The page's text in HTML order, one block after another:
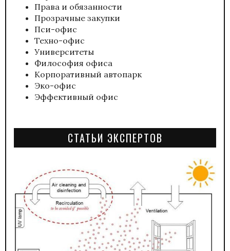
Права и обязанности
Прозрачные закупки
Пси-офис
Техно-офис
Университеты
Философия офиса
Корпоративный автопарк
Эко-офис
Эффективный офис
СТАТЬИ ЭКСПЕРТОВ